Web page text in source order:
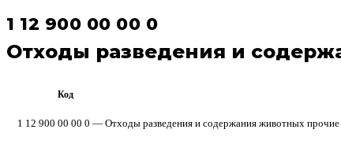
1 12 900 00 00 0
Отходы разведения и
Код
1 12 900 00 00 0 — Отходы разведения и содержания животных прочие